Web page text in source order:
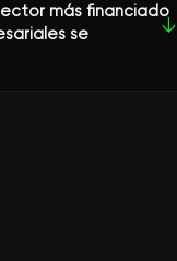
más financiado
se
↓